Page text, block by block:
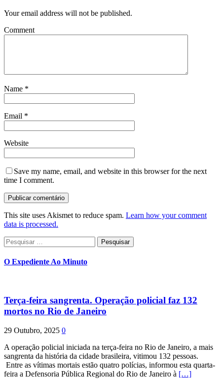
Your email address will not be published.
Comment
Name *
Email *
Website
Save my name, email, and website in this browser for the next
time I comment.
This site uses Akismet to reduce spam. Learn how your comment
data is processed.
Pesquisar
por:
O Expediente Ao Minuto
Terça-feira sangrenta. Operação policial faz 132
mortos no Rio de Janeiro
29 Outubro, 2025 0
A operação policial iniciada na terça-feira no Rio de Janeiro, a mais
sangrenta da história da cidade brasileira, vitimou 132 pessoas.
Entre as vítimas mortais estão quatro polícias, informou esta quarta-
feira a Defensoria Pública Regional do Rio de Janeiro à […]